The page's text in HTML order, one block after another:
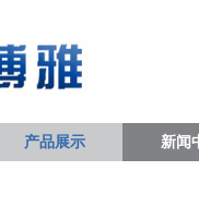
产品展示 新闻